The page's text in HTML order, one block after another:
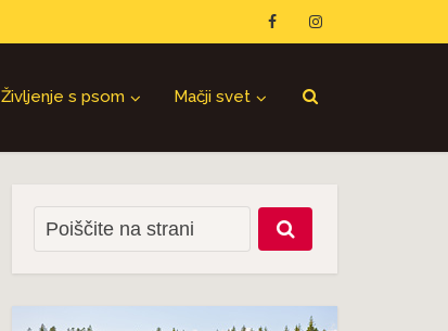
Življenje s psom Mačji svet